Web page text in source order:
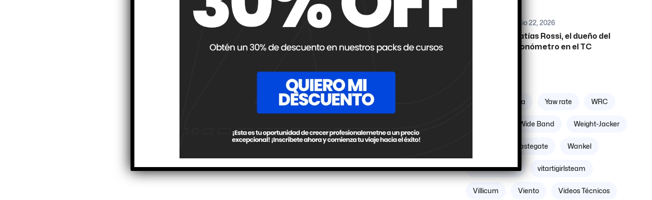
junio 22, 2026
Matías Rossi, el dueño del
cronómetro en el TC
Zona geográfica Yaw rate WRC
Wide Band Weight-Jacker
Wastegate Wankel
Volante Motor vitartigirlsteam
Villicum Viento Videos Técnicos